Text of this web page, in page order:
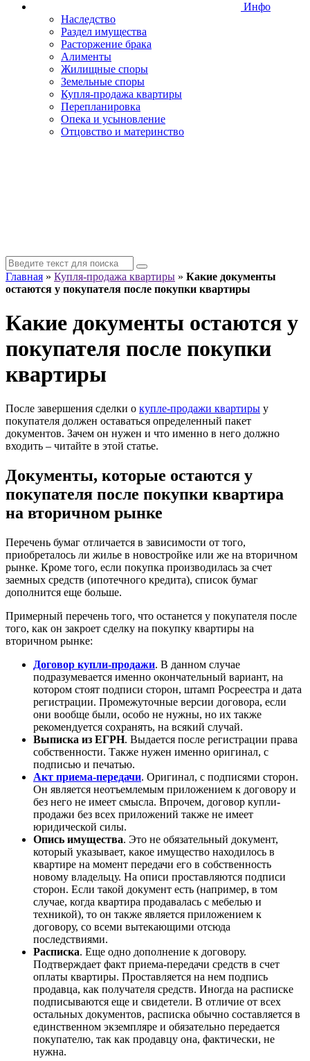
Инфо
Наследство
Раздел имущества
Расторжение брака
Алименты
Жилищные споры
Земельные споры
Купля-продажа квартиры
Перепланировка
Опека и усыновление
Отцовство и материнство
Главная » Купля-продажа квартиры » Какие документы
остаются у покупателя после покупки квартиры
Какие документы остаются у
покупателя после покупки
квартиры
После завершения сделки о купле-продажи квартиры у
покупателя должен оставаться определенный пакет
документов. Зачем он нужен и что именно в него должно
входить – читайте в этой статье.
Документы, которые остаются у
покупателя после покупки квартира
на вторичном рынке
Перечень бумаг отличается в зависимости от того,
приобреталось ли жилье в новостройке или же на вторичном
рынке. Кроме того, если покупка производилась за счет
заемных средств (ипотечного кредита), список бумаг
дополнится еще больше.
Примерный перечень того, что останется у покупателя после
того, как он закроет сделку на покупку квартиры на
вторичном рынке:
Договор купли-продажи. В данном случае
подразумевается именно окончательный вариант, на
котором стоят подписи сторон, штамп Росреестра и дата
регистрации. Промежуточные версии договора, если
они вообще были, особо не нужны, но их также
рекомендуется сохранять, на всякий случай.
Выписка из ЕГРН. Выдается после регистрации права
собственности. Также нужен именно оригинал, с
подписью и печатью.
Акт приема-передачи. Оригинал, с подписями сторон.
Он является неотъемлемым приложением к договору и
без него не имеет смысла. Впрочем, договор купли-
продажи без всех приложений также не имеет
юридической силы.
Опись имущества. Это не обязательный документ,
который указывает, какое имущество находилось в
квартире на момент передачи его в собственность
новому владельцу. На описи проставляются подписи
сторон. Если такой документ есть (например, в том
случае, когда квартира продавалась с мебелью и
техникой), то он также является приложением к
договору, со всеми вытекающими отсюда
последствиями.
Расписка. Еще одно дополнение к договору.
Подтверждает факт приема-передачи средств в счет
оплаты квартиры. Проставляется на нем подпись
продавца, как получателя средств. Иногда на расписке
подписываются еще и свидетели. В отличие от всех
остальных документов, расписка обычно составляется в
единственном экземпляре и обязательно передается
покупателю, так как продавцу она, фактически, не
нужна.